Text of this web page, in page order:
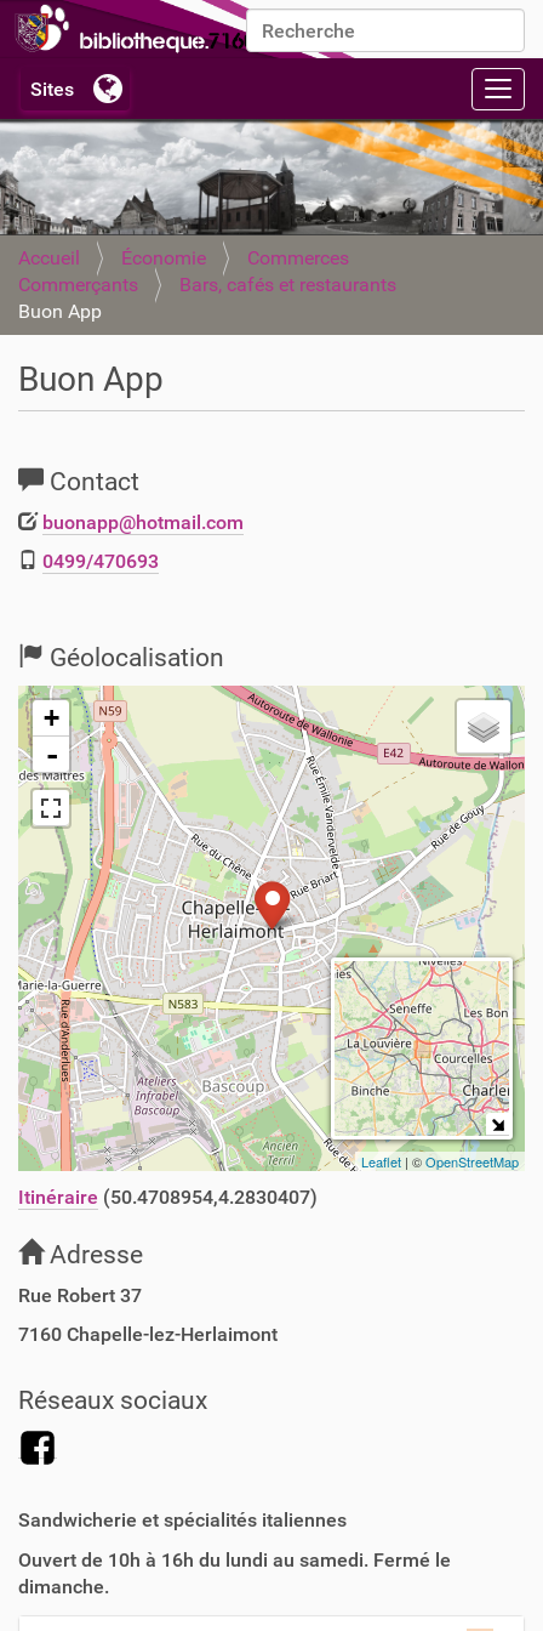
Chercher par
Recherche avancée…
Accueil Économie
Commerces
Commerçants
Bars, cafés et restaurants
Buon App
Buon App
Contact
buonapp@hotmail.com
0499/470693
Géolocalisation
+
-
Leaflet | ©OpenStreetMap
Itinéraire (50.4708954,4.2830407)
Adresse
Rue Robert 37
7160 Chapelle-lez-Herlaimont
Réseaux sociaux
Sandwicherie et spécialités italiennes
Ouvert de 10h à 16h du lundi au samedi. Fermé le
dimanche.